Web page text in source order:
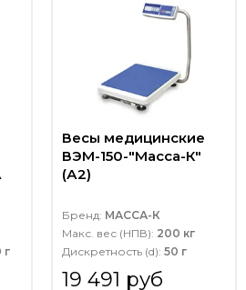
г
Весы медицинские
ВЭМ-150-"Масса-К"
(А2)
Бренд: МАССА-К
Макс. вес (НПВ): 200 кг
Дискретность (d): 50 г
19 491 руб